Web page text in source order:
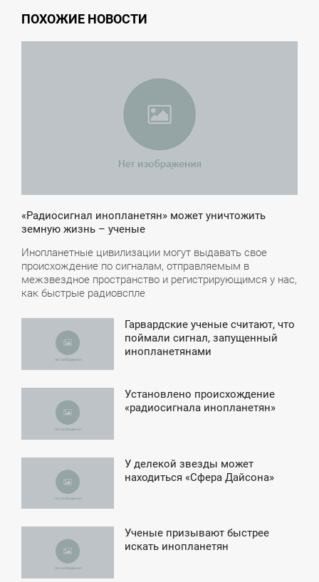
ПОХОЖИЕ НОВОСТИ
«Радиосигнал инопланетян» может уничтожить
земную жизнь – ученые
Инопланетные цивилизации могут выдавать свое
происхождение по сигналам, отправляемым в
межзвездное пространство и регистрирующимся у нас,
как быстрые радиовспле
Гарвардские ученые считают, что
поймали сигнал, запущенный
инопланетянами
Установлено происхождение
«радиосигнала инопланетян»
У делекой звезды может
находиться «Сфера Дайсона»
Ученые призывают быстрее
искать инопланетян